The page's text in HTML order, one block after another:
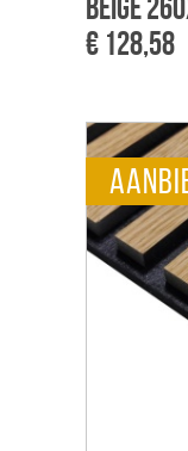
beige
€ 128,58